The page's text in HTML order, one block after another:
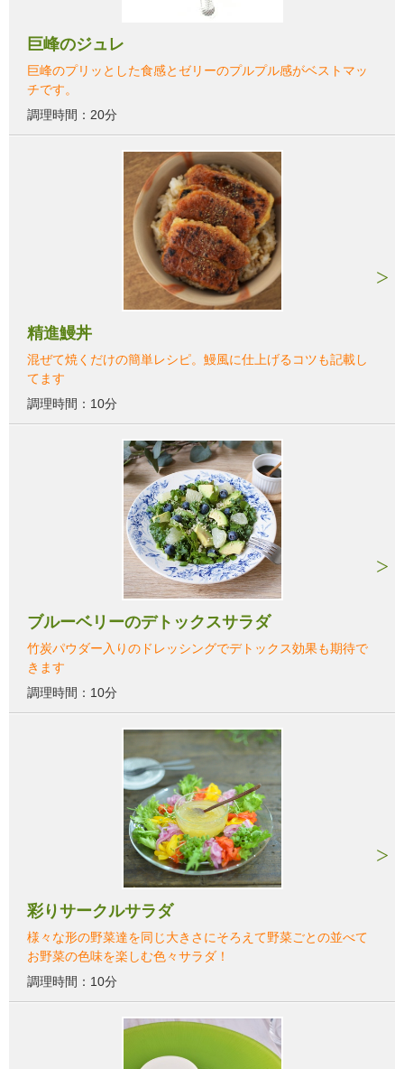
巨峰のジュレ
巨峰のプリッとした食感とゼリーのプルプル感がベストマッ
チです。
調理時間：20分
精進鰻丼
混ぜて焼くだけの簡単レシピ。鰻風に仕上げるコツも記載し
てます
調理時間：10分
ブルーベリーのデトックスサラダ
竹炭パウダー入りのドレッシングでデトックス効果も期待で
きます
調理時間：10分
彩りサークルサラダ
様々な形の野菜達を同じ大きさにそろえて野菜ごとの並べて
お野菜の色味を楽しむ色々サラダ！
調理時間：10分